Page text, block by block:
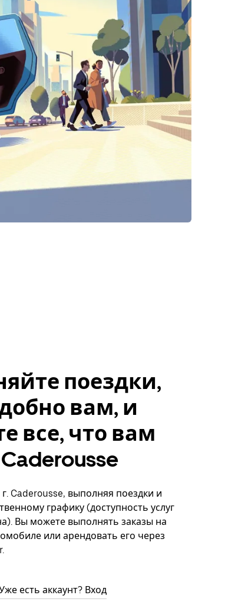
поездки,
вам, и
все, что вам
Caderousse, выполняя поездки и
графику (доступность услуг
Вы можете выполнять заказы на
или арендовать его через
есть аккаунт? Вход